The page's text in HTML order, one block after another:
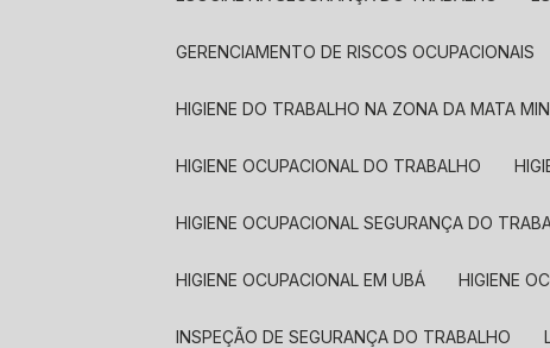
GERENCIAMENTO DE RISCOS OCUPACIONAIS
HIGIENE DO TRABALHO NA ZONA DA MATA
HIGIENE OCUPACIONAL DO TRABALHO
HIGIENE OCUPACIONAL SEGURANÇA DO
HIGIENE OCUPACIONAL EM UBÁ HIGIENE
INSPEÇÃO DE SEGURANÇA DO TRABALHO